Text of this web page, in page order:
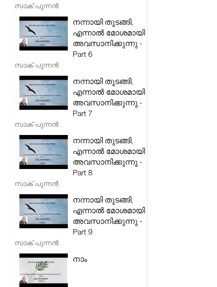
സാക് പുന്നൻ
നന്നായി തുടങ്ങി,
എന്നാൽ മോശമായി
അവസാനിക്കുന്നു -
Part 6
സാക് പുന്നൻ
നന്നായി തുടങ്ങി,
എന്നാൽ മോശമായി
അവസാനിക്കുന്നു -
Part 7
സാക് പുന്നൻ
നന്നായി തുടങ്ങി,
എന്നാൽ മോശമായി
അവസാനിക്കുന്നു -
Part 8
സാക് പുന്നൻ
നന്നായി തുടങ്ങി,
എന്നാൽ മോശമായി
അവസാനിക്കുന്നു -
Part 9
സാക് പുന്നൻ
നാം